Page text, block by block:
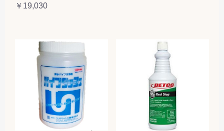
￥19,030